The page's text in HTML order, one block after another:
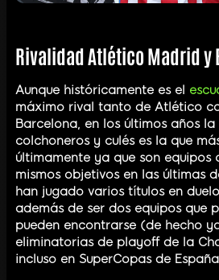
Rivalidad Atlético Madrid y
Aunque históricamente es el
máximo rival tanto de Atlético
Barcelona, en los últimos años
colchoneros y culés es la que
últimamente ya que son equipos
mismos objetivos en las últimas
han jugado varios títulos en
además de ser dos equipos que
pueden encontrarse (de hecho
eliminatorias de playoff de la
incluso en SuperCopas de